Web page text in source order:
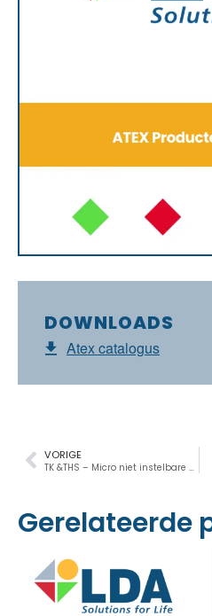
DOWNLOADS
Atex catalogus
VORIGE
Gerelateerde